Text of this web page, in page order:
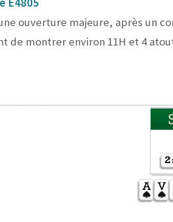
ouverture majeure, après un
de montrer environ 11H et 4